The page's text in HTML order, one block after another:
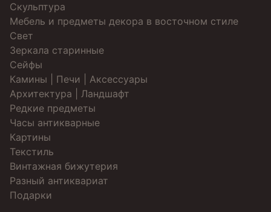
Скульптура
Мебель и предметы декора в восточном стиле
Свет
Зеркала старинные
Cейфы
Камины | Печи | Аксессуары
Архитектура | Ландшафт
Редкие предметы
Часы антикварные
Картины
Текстиль
Винтажная бижутерия
Разный антиквариат
Подарки